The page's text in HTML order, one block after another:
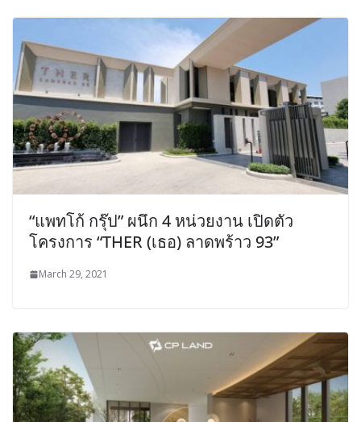
“แพทโก้ กรุ๊ป” ผนึก 4 หน่วยงาน เปิดตัว
โครงการ “THER (เธอ) ลาดพร้าว 93”
March 29, 2021